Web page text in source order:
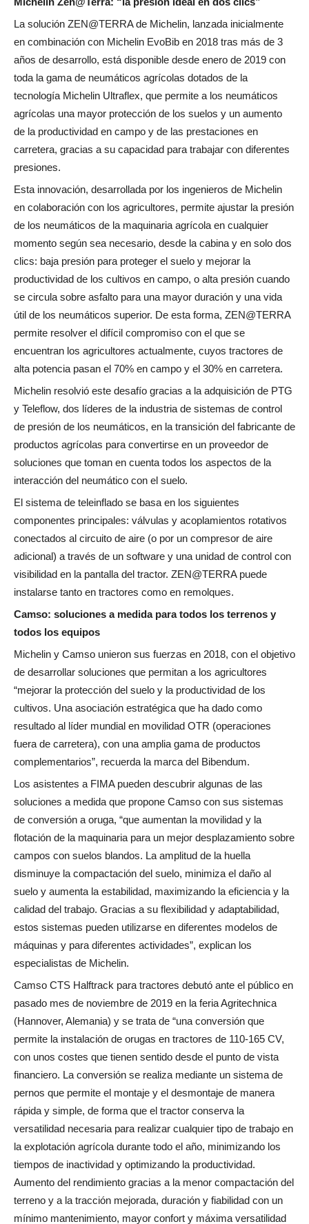
La solución ZEN@TERRA de Michelin, lanzada inicialmente
en combinación con Michelin EvoBib en 2018 tras más de 3
años de desarrollo, está disponible desde enero de 2019 con
toda la gama de neumáticos agrícolas dotados de la
tecnología Michelin Ultraflex, que permite a los neumáticos
agrícolas una mayor protección de los suelos y un aumento
de la productividad en campo y de las prestaciones en
carretera, gracias a su capacidad para trabajar con diferentes
presiones.
Esta innovación, desarrollada por los ingenieros de Michelin
en colaboración con los agricultores, permite ajustar la presión
de los neumáticos de la maquinaria agrícola en cualquier
momento según sea necesario, desde la cabina y en solo dos
clics: baja presión para proteger el suelo y mejorar la
productividad de los cultivos en campo, o alta presión cuando
se circula sobre asfalto para una mayor duración y una vida
útil de los neumáticos superior. De esta forma, ZEN@TERRA
permite resolver el difícil compromiso con el que se
encuentran los agricultores actualmente, cuyos tractores de
alta potencia pasan el 70% en campo y el 30% en carretera.
Michelin resolvió este desafío gracias a la adquisición de PTG
y Teleflow, dos líderes de la industria de sistemas de control
de presión de los neumáticos, en la transición del fabricante de
productos agrícolas para convertirse en un proveedor de
soluciones que toman en cuenta todos los aspectos de la
interacción del neumático con el suelo.
El sistema de teleinflado se basa en los siguientes
componentes principales: válvulas y acoplamientos rotativos
conectados al circuito de aire (o por un compresor de aire
adicional) a través de un software y una unidad de control con
visibilidad en la pantalla del tractor. ZEN@TERRA puede
instalarse tanto en tractores como en remolques.
Camso: soluciones a medida para todos los terrenos y
todos los equipos
Michelin y Camso unieron sus fuerzas en 2018, con el objetivo
de desarrollar soluciones que permitan a los agricultores
“mejorar la protección del suelo y la productividad de los
cultivos. Una asociación estratégica que ha dado como
resultado al líder mundial en movilidad OTR (operaciones
fuera de carretera), con una amplia gama de productos
complementarios”, recuerda la marca del Bibendum.
Los asistentes a FIMA pueden descubrir algunas de las
soluciones a medida que propone Camso con sus sistemas
de conversión a oruga, “que aumentan la movilidad y la
flotación de la maquinaria para un mejor desplazamiento sobre
campos con suelos blandos. La amplitud de la huella
disminuye la compactación del suelo, minimiza el daño al
suelo y aumenta la estabilidad, maximizando la eficiencia y la
calidad del trabajo. Gracias a su flexibilidad y adaptabilidad,
estos sistemas pueden utilizarse en diferentes modelos de
máquinas y para diferentes actividades”, explican los
especialistas de Michelin.
Camso CTS Halftrack para tractores debutó ante el público en
pasado mes de noviembre de 2019 en la feria Agritechnica
(Hannover, Alemania) y se trata de “una conversión que
permite la instalación de orugas en tractores de 110-165 CV,
con unos costes que tienen sentido desde el punto de vista
financiero. La conversión se realiza mediante un sistema de
pernos que permite el montaje y el desmontaje de manera
rápida y simple, de forma que el tractor conserva la
versatilidad necesaria para realizar cualquier tipo de trabajo en
la explotación agrícola durante todo el año, minimizando los
tiempos de inactividad y optimizando la productividad.
Aumento del rendimiento gracias a la menor compactación del
terreno y a la tracción mejorada, duración y fiabilidad con un
mínimo mantenimiento, mayor confort y máxima versatilidad